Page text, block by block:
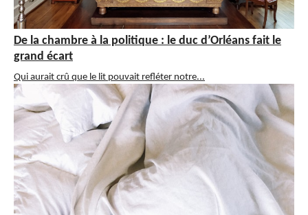
De la chambre à la politique : le duc d’Orléans fait le
grand écart
Qui aurait crû que le lit pouvait refléter notre...